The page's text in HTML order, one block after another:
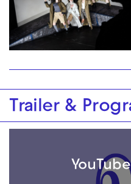
Trailer &